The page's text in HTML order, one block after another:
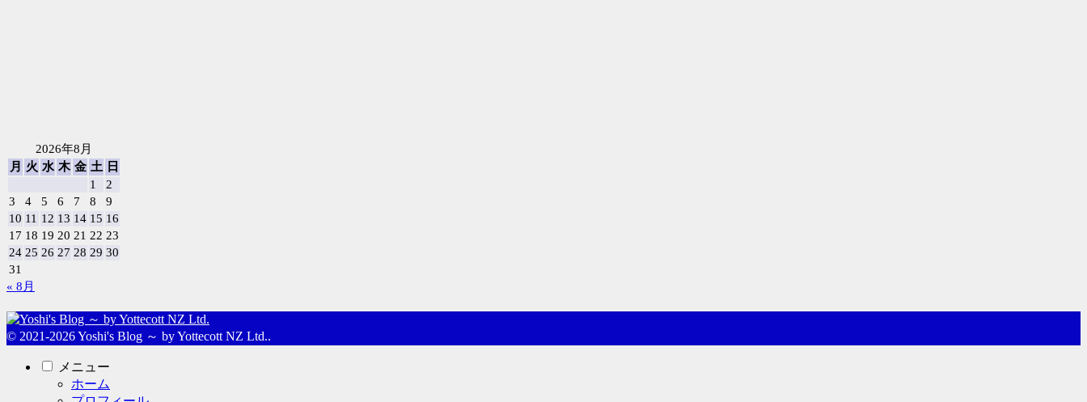
2026年8月
月
火 水 木 金 土
日
1
2
3
4 5 6 7 8
9
10 11 12 13 14 15 16
17 18 19 20 21 22 23
24 25 26 27 28 29 30
31
« 8月
© 2021-2026 Yoshi's Blog ～ by Yottecott NZ Ltd..
メニュー
ホーム